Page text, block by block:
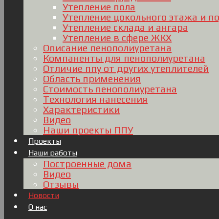
Утепление пола
Утепление цокольного этажа и
Утепление склада и ангара
Утепление в сфере ЖКХ
Описание пенополиуретана
Компаненты для пенополиуретана
Отличие ппу от других утеплителей
Область применения
Стоимость пенополиуретана
Технология нанесения
Характеристики
Видео
Наши проекты ППУ
Проекты
Наши работы
Построенные дома
Видео
Отзывы
Новости
О нас